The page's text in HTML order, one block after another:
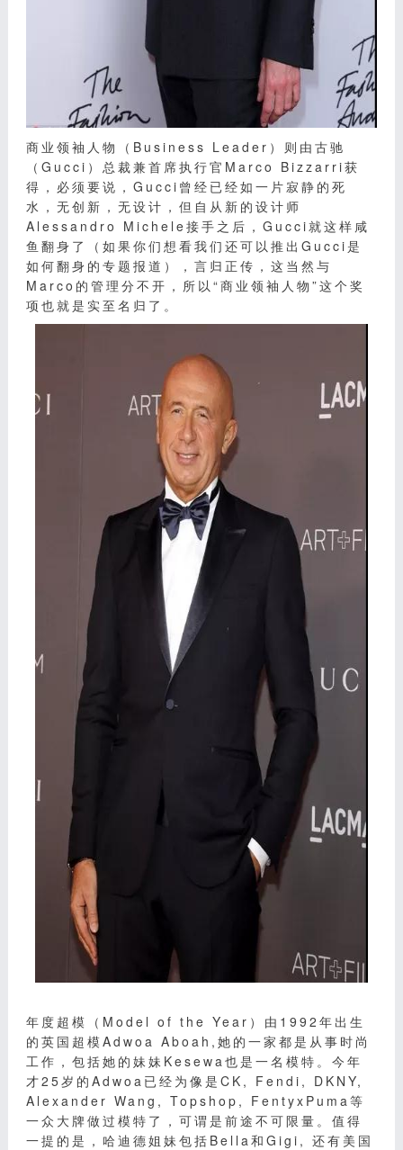
商业领袖人物（Business Leader）则由古驰
（Gucci）总裁兼首席执行官Marco Bizzarri获
得，必须要说，Gucci曾经已经如一片寂静的死
水，无创新，无设计，但自从新的设计师
Alessandro Michele接手之后，Gucci就这样咸
鱼翻身了（如果你们想看我们还可以推出Gucci是
如何翻身的专题报道），言归正传，这当然与
Marco的管理分不开，所以“商业领袖人物”这个奖
项也就是实至名归了。
年度超模（Model of the Year）由1992年出生
的英国超模Adwoa Aboah,她的一家都是从事时尚
工作，包括她的妹妹Kesewa也是一名模特。今年
才25岁的Adwoa已经为像是CK, Fendi, DKNY,
Alexander Wang, Topshop, FentyxPuma等
一众大牌做过模特了，可谓是前途不可限量。值得
一提的是，哈迪德姐妹包括Bella和Gigi, 还有美国